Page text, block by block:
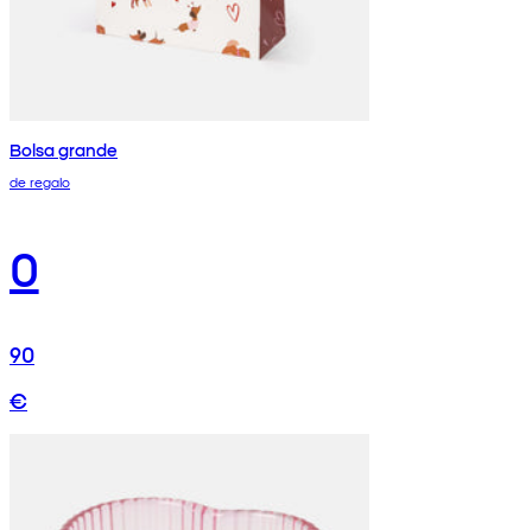
Bolsa grande
de regalo
0
90
€